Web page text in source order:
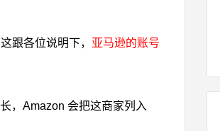
跟各位说明下， 亚马逊的账号
，Amazon 会把这商家列入